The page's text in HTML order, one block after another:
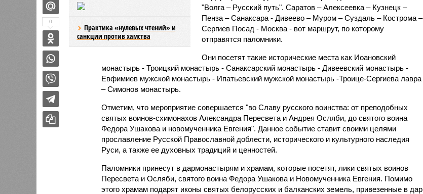
Практика «нулевых чтений» и
санкции против хамства
"Волга – Русский путь". Саратов – Алексеевка – Кузнецк –
Пенза – Санаксара - Дивеево – Муром – Суздаль – Кострома –
Сергиев Посад - Москва - вот маршрут, по которому
отправятся паломники.
Они посетят такие исторические места как Иоановский
монастырь - Троицкий монастырь - Санаксарский монастырь - Дивеевский монастырь -
Евфимиев мужской монастырь - Ипатьевский мужской монастырь -Троице-Сергиева лавра
– Симонов монастырь.
Отметим, что мероприятие совершается "во Славу русского воинства: от преподобных
святых воинов-схимонахов Александра Пересвета и Андрея Осляби, до святого воина
Федора Ушакова и новомученника Евгения". Данное событие ставит своими целями
прославление Русской Православной доблести, исторического и культурного наследия
Руси, а также ее духовных традиций и ценностей.
Паломники принесут в дармонастырям и храмам, которые посетят, лики святых воинов
Пересвета и Осляби, святого воина Федора Ушакова и Новомученника Евгения. Помимо
этого храмам подарят иконы святых белорусских и балканских земель, привезенные в дар
0